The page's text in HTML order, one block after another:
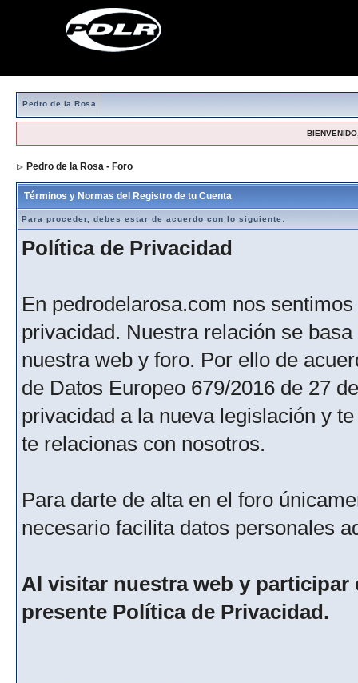
Pedro de la Rosa
Pedro de la Rosa - Foro
Términos y Normas del Registro de tu Cuenta
Para proceder, debes estar de acuerdo con lo siguiente:
Política de Privacidad
En pedrodelarosa.com nos
privacidad. Nuestra relación se
nuestra web y foro. Por ello de
de Datos Europeo 679/2016 de 27
privacidad a la nueva legislación y
te relacionas con nosotros.
Para darte de alta en el foro
necesario facilita datos personales
Al visitar nuestra web y
presente Política de Privacidad.